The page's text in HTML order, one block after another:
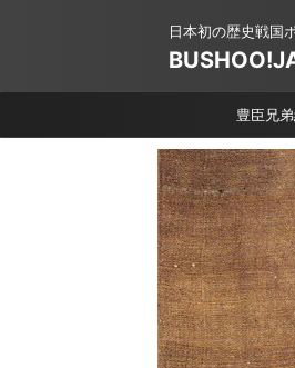
日本初の歴史戦国
豊臣兄